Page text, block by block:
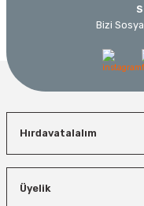
Bizi
Hırdavatalalım
Üyelik